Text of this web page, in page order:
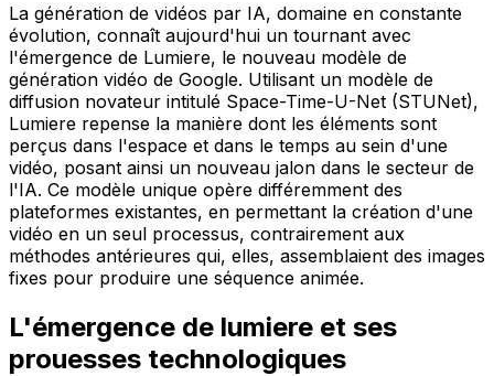
La génération de vidéos par IA, domaine en constante
évolution, connaît aujourd'hui un tournant avec
l'émergence de Lumiere, le nouveau modèle de
génération vidéo de Google. Utilisant un modèle de
diffusion novateur intitulé Space-Time-U-Net (STUNet),
Lumiere repense la manière dont les éléments sont
perçus dans l'espace et dans le temps au sein d'une
vidéo, posant ainsi un nouveau jalon dans le secteur de
l'IA. Ce modèle unique opère différemment des
plateformes existantes, en permettant la création d'une
vidéo en un seul processus, contrairement aux
méthodes antérieures qui, elles, assemblaient des images
fixes pour produire une séquence animée.
L'émergence de lumiere et ses
prouesses technologiques